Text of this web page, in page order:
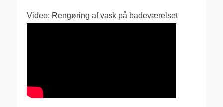
Video: Rengøring af vask på badeværelset